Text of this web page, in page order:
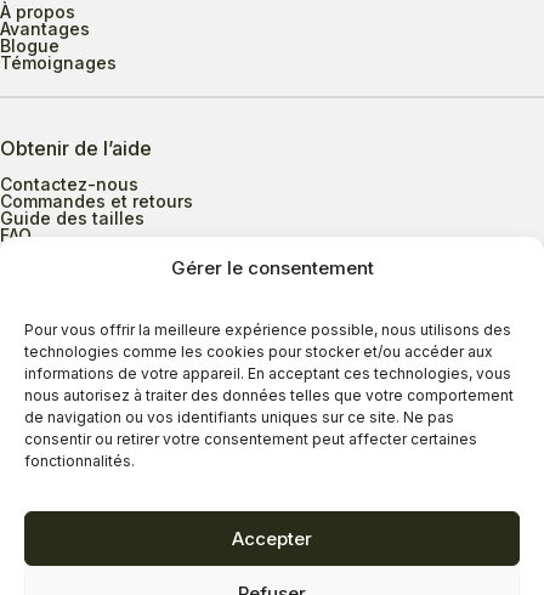
Gérer le consentement
Pour vous offrir la meilleure expérience possible, nous utilisons des
technologies comme les cookies pour stocker et/ou accéder aux
informations de votre appareil. En acceptant ces technologies, vous
nous autorisez à traiter des données telles que votre comportement
de navigation ou vos identifiants uniques sur ce site. Ne pas
consentir ou retirer votre consentement peut affecter certaines
fonctionnalités.
Accepter
À propos
Avantages
Blogue
Témoignages
Obtenir de l’aide
Contactez-nous
Commandes et retours
Guide des tailles
FAQ
Heures d’ouverture
Lundi au mercredi
9h00 à 17h30
Jeudi
9h00 à 20h00
Vendredi
9h00 à 18h00
Dimanche
11h00 à 16h30